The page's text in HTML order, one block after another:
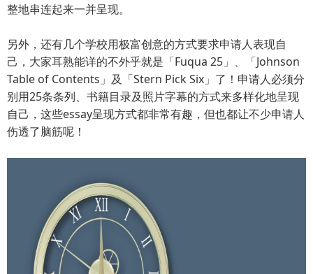
整地串连起来一并呈现。
另外，还有几个学校用极富创意的方式要求申请人表现自
己，大家耳熟能详的不外乎就是「Fuqua 25」、「Johnson
Table of Contents」及「Stern Pick Six」了！申请人必须分
别用25条条列、书籍目录及照片字幕的方式来多样化地呈现
自己，这些essay呈现方式都非常有趣，但也都让不少申请人
伤透了脑筋呢！